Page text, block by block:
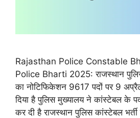
Rajasthan Police Constable
Police Bharti 2025: राजस्थान
का नोटिफिकेशन 9617 पदों पर 9
दिया है पुलिस मुख्यालय ने कांस्टेबल के
कर दी है राजस्थान पुलिस कांस्टेबल